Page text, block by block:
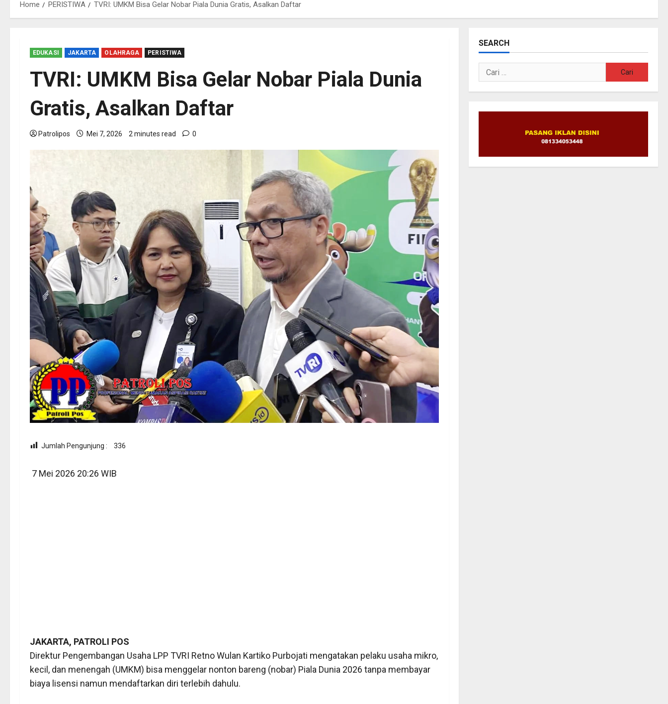
Home PERISTIWA TVRI: UMKM Bisa Gelar Nobar Piala Dunia Gratis, Asalkan Daftar
EDUKASI JAKARTA OLAHRAGA PERISTIWA
TVRI: UMKM Bisa Gelar Nobar Piala Dunia
Gratis, Asalkan Daftar
Patrolipos Mei 7, 2026 2 minutes read 0
Jumlah Pengunjung : 336
7 Mei 2026 20:26 WIB
JAKARTA, PATROLI POS
Direktur Pengembangan Usaha LPP TVRI Retno Wulan Kartiko Purbojati mengatakan pelaku usaha mikro,
kecil, dan menengah (UMKM) bisa menggelar nonton bareng (nobar) Piala Dunia 2026 tanpa membayar
biaya lisensi namun mendaftarkan diri terlebih dahulu.
SEARCH
Cari
untuk: